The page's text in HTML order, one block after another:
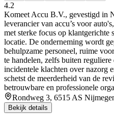
4.2
Komeet Accu B.V., gevestigd in
leverancier van accu’s voor
met sterke focus op klantgerichte
locatie. De onderneming wordt
behulpzame personeel, ruime
te handelen, zelfs buiten
incidentele klachten over nazorg
schetst de meerderheid van de
betrouwbare en professionele
Rondweg 3, 6515 AS
Bekijk details